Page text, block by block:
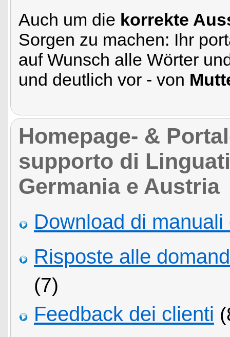
Auch um die korrekte
Sorgen zu machen: Ihr
auf Wunsch alle Wörter
und deutlich vor - von
Homepage- &
supporto di
Germania e Austria
Download di manuali
Risposte alle
(7)
Feedback dei clienti